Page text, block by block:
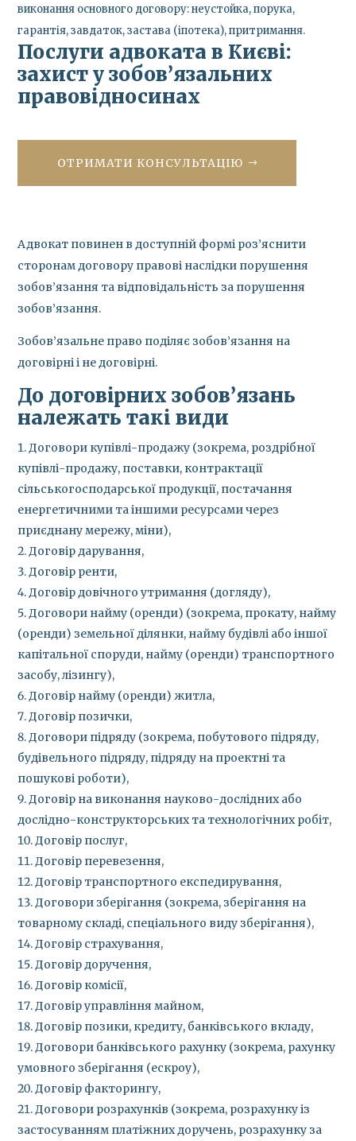
виконання основного договору: неустойка, порука,
гарантія, завдаток, застава (іпотека), притримання.
Послуги адвоката в Києві:
захист у зобов’язальних
правовідносинах
ОТРИМАТИ КОНСУЛЬТАЦІЮ
Адвокат повинен в доступній формі роз’яснити
сторонам договору правові наслідки порушення
зобов’язання та відповідальність за порушення
зобов’язання.
Зобов’язальне право поділяє зобов’язання на
договірні і не договірні.
До договірних зобов’язань
належать такі види
Договори купівлі-продажу (зокрема, роздрібної
купівлі-продажу, поставки, контрактації
сільськогосподарської продукції, постачання
енергетичними та іншими ресурсами через
приєднану мережу, міни),
Договір дарування,
Договір ренти,
Договір довічного утримання (догляду),
Договори найму (оренди) (зокрема, прокату, найму
(оренди) земельної ділянки, найму будівлі або іншої
капітальної споруди, найму (оренди) транспортного
засобу, лізингу),
Договір найму (оренди) житла,
Договір позички,
Договори підряду (зокрема, побутового підряду,
будівельного підряду, підряду на проектні та
пошукові роботи),
Договір на виконання науково-дослідних або
дослідно-конструкторських та технологічних робіт,
Договір послуг,
Договір перевезення,
Договір транспортного експедирування,
Договори зберігання (зокрема, зберігання на
товарному складі, спеціального виду зберігання),
Договір страхування,
Договір доручення,
Договір комісії,
Договір управління майном,
Договір позики, кредиту, банківського вкладу,
Договори банківського рахунку (зокрема, рахунку
умовного зберігання (ескроу),
Договір факторингу,
Договори розрахунків (зокрема, розрахунку із
застосуванням платіжних доручень, розрахунку за